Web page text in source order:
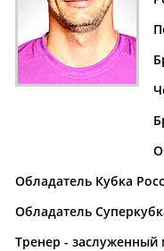
И К Л М Н О
П
Ш Щ Э Ю Я
Обладатель Кубка
Обладатель
Тренер - заслуженный